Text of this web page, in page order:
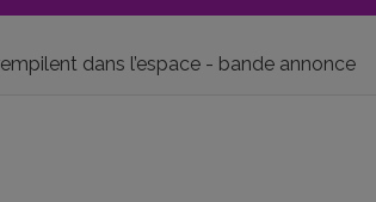
dans l’espace - bande annonce